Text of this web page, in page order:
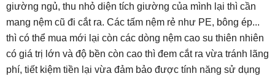
giường ngủ, thu nhỏ diện tích giường của mình lại thì cần
mang nệm cũ đi cắt ra. Các tấm nệm rẻ như PE, bông ép...
thì có thể mua mới lại còn các dòng nệm cao su thiên nhiên
có giá trị lớn và độ bền còn cao thì đem cắt ra vừa tránh lãng
phí, tiết kiệm tiền lại vừa đảm bảo được tính năng sử dụng